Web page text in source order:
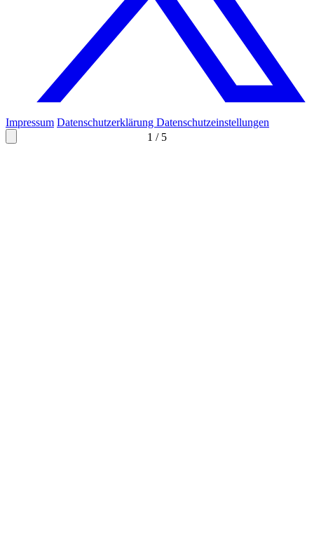
1 / 5
Impressum Datenschutzerklärung Datenschutzeinstellungen